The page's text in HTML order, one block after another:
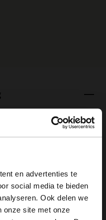
en advertenties te
social media te bieden
Ook delen we
onze site met onze
der Marke
das Material
von Collonil zu
wird mit
×
English?